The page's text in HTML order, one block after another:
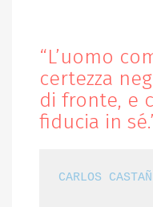
“L’uomo
certezza
di fronte, e
fiducia in
CARLOS